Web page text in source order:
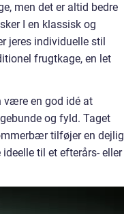
men det er altid bedre
I en klassisk og
jeres individuelle stil
frugtkage, en let
være en god idé at
og fyld. Taget
tilføjer en dejlig
til et efterårs- eller